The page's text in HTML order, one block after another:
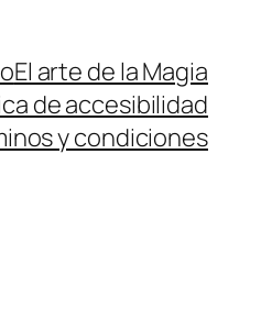
El arte de la Magia
de accesibilidad
y condiciones